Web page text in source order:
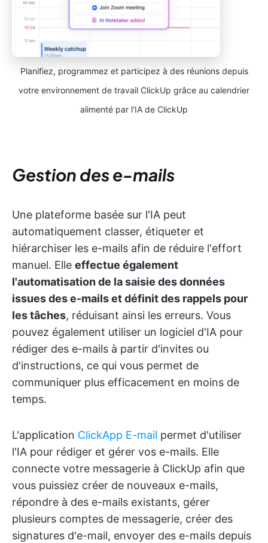
Planifiez, programmez et participez à des réunions depuis
votre environnement de travail ClickUp grâce au calendrier
alimenté par l'IA de ClickUp
Gestion des e-mails
Une plateforme basée sur l'IA peut
automatiquement classer, étiqueter et
hiérarchiser les e-mails afin de réduire l'effort
manuel. Elle effectue également
l'automatisation de la saisie des données
issues des e-mails et définit des rappels pour
les tâches, réduisant ainsi les erreurs. Vous
pouvez également utiliser un logiciel d'IA pour
rédiger des e-mails à partir d'invites ou
d'instructions, ce qui vous permet de
communiquer plus efficacement en moins de
temps.
L'application ClickApp E-mail permet d'utiliser
l'IA pour rédiger et gérer vos e-mails. Elle
connecte votre messagerie à ClickUp afin que
vous puissiez créer de nouveaux e-mails,
répondre à des e-mails existants, gérer
plusieurs comptes de messagerie, créer des
signatures d'e-mail, envoyer des e-mails depuis